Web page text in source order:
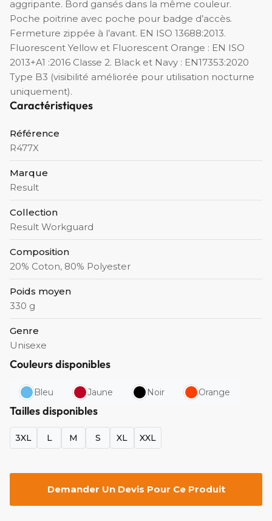
aggripante. Bord gansés dans la même couleur.
Poche poitrine avec poche pour badge d’accès.
Fermeture zippée à l’avant. EN ISO 13688:2013.
Fluorescent Yellow et Fluorescent Orange : EN ISO
2013+A1 :2016 Classe 2. Black et Navy : EN17353:2020
Type B3 (visibilité améliorée pour utilisation nocturne
uniquement).
Caractéristiques
Référence
R477X
Marque
Result
Collection
Result Workguard
Composition
20% Coton, 80% Polyester
Poids moyen
330 g
Genre
Unisexe
Couleurs disponibles
Bleu Jaune Noir Orange
Tailles disponibles
3XL L M S XL XXL
Demander Un Devis Pour Ce Produit